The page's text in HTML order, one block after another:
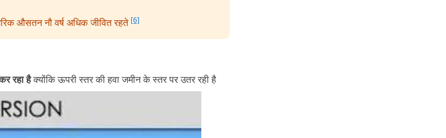
औसतन नौ वर्ष अधिक जीवित रहते [6]
रहा हैक्योंकि ऊपरी स्तर की हवा जमीन के स्तर पर उतर रही है